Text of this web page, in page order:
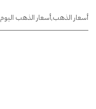
أسعار الذهب,أسعار الذهب اليوم